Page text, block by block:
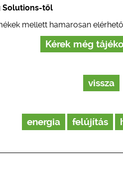
Solutions-től
mellett hamarosan
Kérek még
vissza
energia felújítás